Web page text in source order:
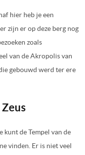
hier heb je een
zijn er op deze berg nog
zoals
van de Akropolis van
gebouwd werd ter ere
kunt de Tempel van de
vinden. Er is niet veel